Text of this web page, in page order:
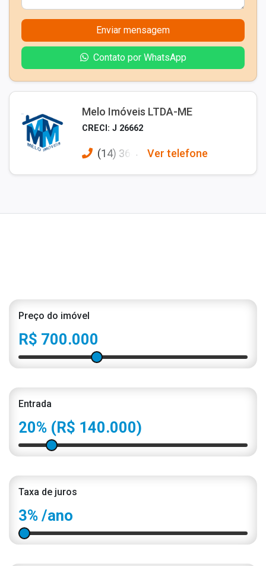
Enviar mensagem
Contato por WhatsApp
Melo Imóveis LTDA-ME
CRECI: J 26662
(14) 364 Ver telefone
Preço do imóvel
R$ 700.000
Entrada
20% (R$ 140.000)
Taxa de juros
3% /ano